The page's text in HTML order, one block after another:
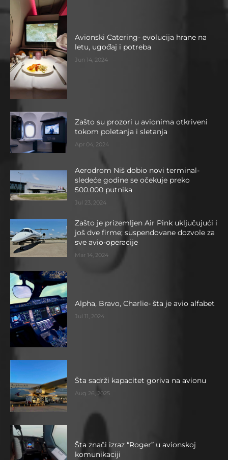
Avionski Catering- evolucija hrane na
letu, ugođaj i potreba
Jun 14, 2024
Zašto su prozori u avionima otkriveni
tokom poletanja i sletanja
Apr 04, 2024
Aerodrom Niš dobio novi terminal-
sledeće godine se očekuje preko
500.000 putnika
Jul 23, 2024
Zašto je prizemljen Air Pink uključujući i
još dve firme; suspendovane dozvole za
sve avio-operacije
Mar 14, 2024
Alpha, Bravo, Charlie- šta je avio alfabet
Jul 11, 2024
Šta sadrži kapacitet goriva na avionu
Aug 26, 2025
Šta znači izraz “Roger” u avionskoj
komunikaciji